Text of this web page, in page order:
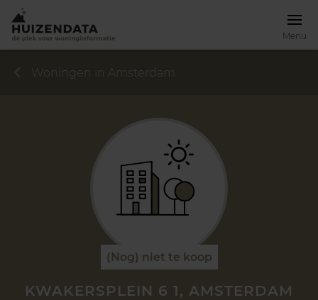
Menu
Woningen in Amsterdam
(Nog) niet te koop
KWAKERSPLEIN 6 1, AMSTERDAM